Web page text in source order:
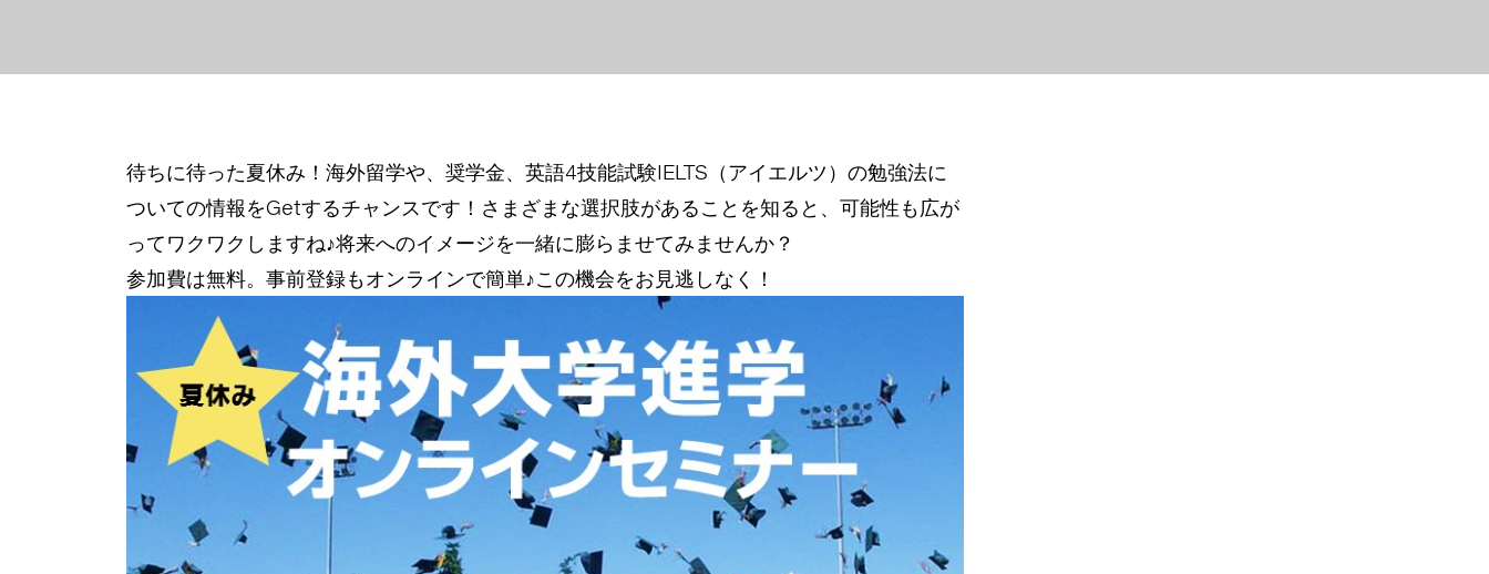
待ちに待った夏休み！海外留学や、奨学金、英語4技能試験IELTS（アイエルツ）の勉強法に
ついての情報をGetするチャンスです！さまざまな選択肢があることを知ると、可能性も広が
ってワクワクしますね♪将来へのイメージを一緒に膨らませてみませんか？
参加費は無料。事前登録もオンラインで簡単♪この機会をお見逃しなく！